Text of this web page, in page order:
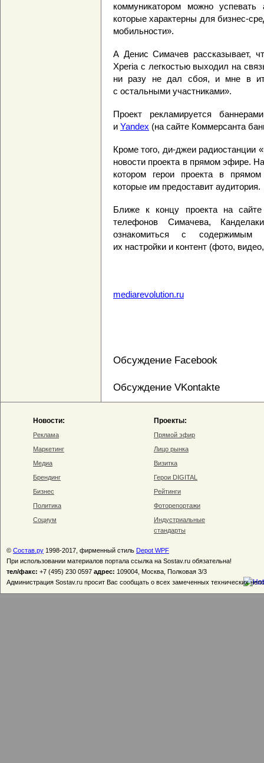
коммуникатором можно успевать
которые характерны для бизнес-
мобильности».
А Денис Симачев рассказывает,
Xperia с легкостью выходил на
ни разу не дал сбоя, и мне в
с остальными участниками».
Проект рекламируется
и Yandex (на сайте Коммерсанта
Кроме того, ди-джеи
новости проекта в прямом эфире.
котором герои проекта в
которые им предоставит аудитория.
Ближе к концу проекта на
телефонов Симачева,
ознакомиться с содержимым
их настройки и контент (фото,
mediarevolution.ru
Обсуждение Facebook
Обсуждение VKontakte
Новости:
Реклама
Маркетинг
Медиа
Брендинг
Бизнес
Политика
Социум
Проекты:
Прямой эфир
Лицо рынка
Визитка
Герои DIGITAL
Рейтинги
Фоторепортажи
Индустриальные
стандарты
© Состав.ру 1998-2017, фирменный стиль Depot WPF
При использовании материалов портала ссылка на Sostav.ru обязательна!
тел/факс: +7 (495) 230 0597 адрес: 109004, Москва, Полковая 3/3
Администрация Sostav.ru просит Вас сообщать о всех замеченных технических